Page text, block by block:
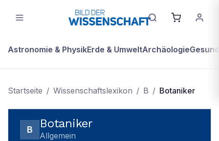
Astronomie & PhysikErde & UmweltArchäologie
Startseite / Wissenschaftslexikon / B / Botaniker
B Botaniker
Allgemein